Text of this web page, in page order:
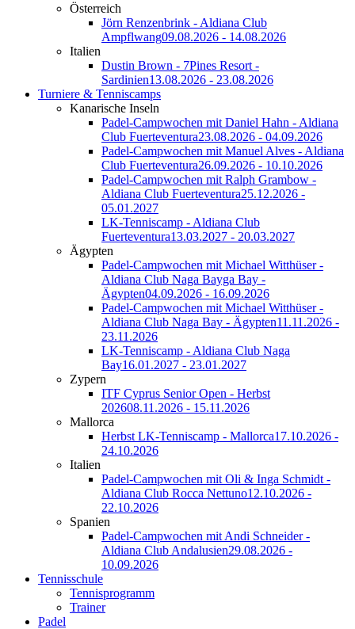
Österreich
Jörn Renzenbrink - Aldiana Club
Ampflwang09.08.2026 - 14.08.2026
Italien
Dustin Brown - 7Pines Resort -
Sardinien13.08.2026 - 23.08.2026
Turniere & Tenniscamps
Kanarische Inseln
Padel-Campwochen mit Daniel Hahn - Aldiana
Club Fuerteventura23.08.2026 - 04.09.2026
Padel-Campwochen mit Manuel Alves - Aldiana
Club Fuerteventura26.09.2026 - 10.10.2026
Padel-Campwochen mit Ralph Grambow -
Aldiana Club Fuerteventura25.12.2026 -
05.01.2027
LK-Tenniscamp - Aldiana Club
Fuerteventura13.03.2027 - 20.03.2027
Ägypten
Padel-Campwochen mit Michael Witthüser -
Aldiana Club Naga Bayga Bay -
Ägypten04.09.2026 - 16.09.2026
Padel-Campwochen mit Michael Witthüser -
Aldiana Club Naga Bay - Ägypten11.11.2026 -
23.11.2026
LK-Tenniscamp - Aldiana Club Naga
Bay16.01.2027 - 23.01.2027
Zypern
ITF Cyprus Senior Open - Herbst
202608.11.2026 - 15.11.2026
Mallorca
Herbst LK-Tenniscamp - Mallorca17.10.2026 -
24.10.2026
Italien
Padel-Campwochen mit Oli & Inga Schmidt -
Aldiana Club Rocca Nettuno12.10.2026 -
22.10.2026
Spanien
Padel-Campwochen mit Andi Schneider -
Aldiana Club Andalusien29.08.2026 -
10.09.2026
Tennisschule
Tennisprogramm
Trainer
Padel